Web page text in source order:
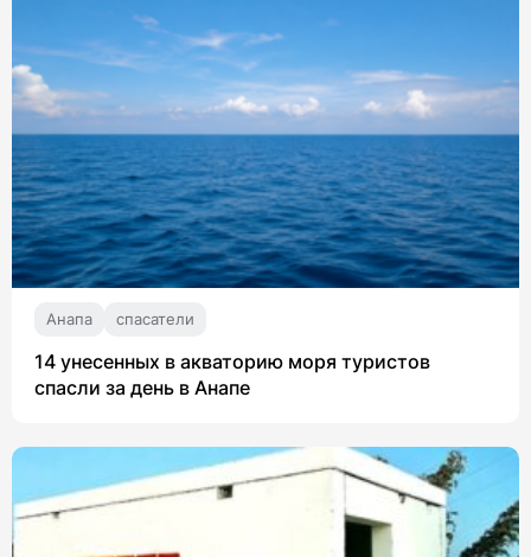
Анапа спасатели
14 унесенных в акваторию моря туристов
спасли за день в Анапе